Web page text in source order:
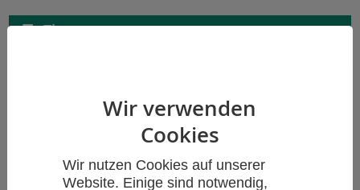
Wir verwenden
Cookies
Wir nutzen Cookies auf unserer
Website. Einige sind notwendig,
Themen